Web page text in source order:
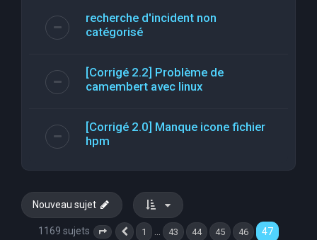
recherche d'incident non
catégorisé
[Corrigé 2.2] Problème de
camembert avec linux
[Corrigé 2.0] Manque icone fichier
hpm
Nouveau sujet
1169 sujets Page 47 sur47
Précédente
1 43 44 45 46 47